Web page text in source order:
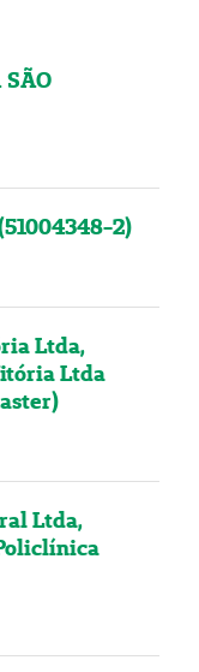
2)
Ltda,
Ltda
Ltda,